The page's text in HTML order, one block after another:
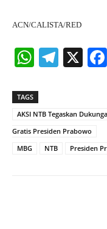
ACN/CALISTA/RED
W
ts
A
pp
Te
a
m
X
TAGS
AKSI NTB Tegaskan
Gratis Presiden Prabowo
MBG
NTB Presiden